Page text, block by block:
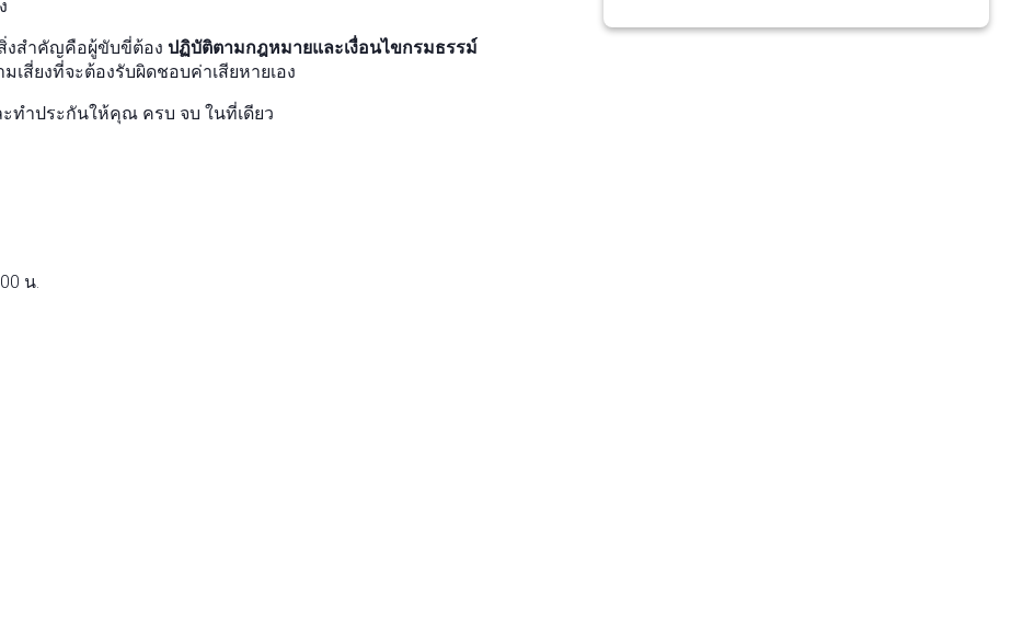
งสำคัญคือผู้ขับขี่ต้อง ปฏิบัติตามกฎหมายและเงื่อนไขกรมธรรม์
เสี่ยงที่จะต้องรับผิดชอบค่าเสียหายเอง
ทำประกันให้คุณ ครบ จบ ในที่เดียว
น.